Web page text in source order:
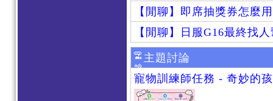
【閒聊】即席抽獎券怎麼
【閒聊】日服G16最終找
主題討論
寵物訓練師任務 - 奇妙的